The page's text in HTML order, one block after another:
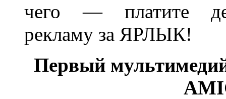
чего — платите
рекламу за ЯРЛЫК!
Первый